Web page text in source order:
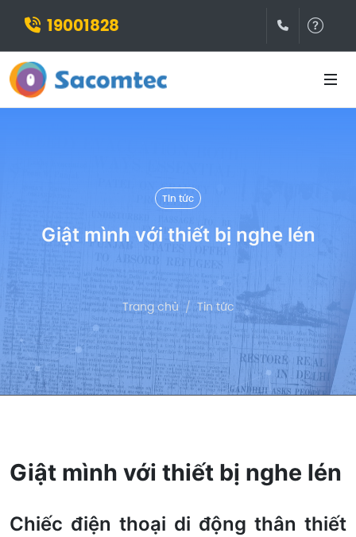
19001828
Tin tức
Giật mình với thiết bị nghe lén
Trang chủ Tin tức
Giật mình với thiết bị nghe lén
Chiếc điện thoại di động thân thiết